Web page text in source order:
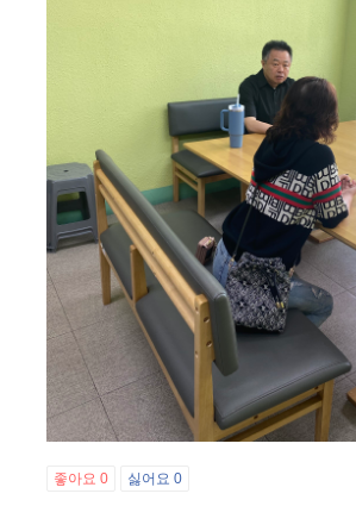
좋아요0 싫어요0